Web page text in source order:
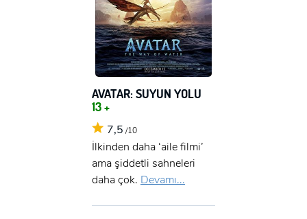
GIRIŞ YAP
ÜYE OL
AVATAR: SUYUN YOLU
13 +
7,5 /10
İlkinden daha ‘aile filmi’
ama şiddetli sahneleri
daha çok. Devamı...